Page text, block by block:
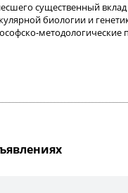
существенный
биологии и